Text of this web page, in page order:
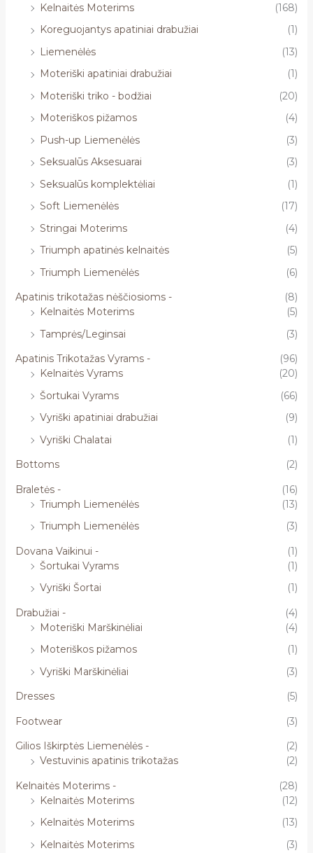
Kelnaitės Moterims
(168)
Koreguojantys apatiniai drabužiai
(1)
Liemenėlės
(13)
Moteriški apatiniai drabužiai
(1)
Moteriški triko - bodžiai
(20)
Moteriškos pižamos
(4)
Push-up Liemenėlės
(3)
Seksualūs Aksesuarai
(3)
Seksualūs komplektėliai
(1)
Soft Liemenėlės
(17)
Stringai Moterims
(4)
Triumph apatinės kelnaitės
(5)
Triumph Liemenėlės
(6)
Apatinis trikotažas nėščiosioms -
(8)
Kelnaitės Moterims
(5)
Tamprės/Leginsai
(3)
Apatinis Trikotažas Vyrams -
(96)
Kelnaitės Vyrams
(20)
Šortukai Vyrams
(66)
Vyriški apatiniai drabužiai
(9)
Vyriški Chalatai
(1)
Bottoms
(2)
Braletės -
(16)
Triumph Liemenėlės
(13)
Triumph Liemenėlės
(3)
Dovana Vaikinui -
(1)
Šortukai Vyrams
(1)
Vyriški Šortai
(1)
Drabužiai -
(4)
Moteriški Marškinėliai
(4)
Moteriškos pižamos
(1)
Vyriški Marškinėliai
(3)
Dresses
(5)
Footwear
(3)
Gilios Iškirptės Liemenėlės -
(2)
Vestuvinis apatinis trikotažas
(2)
Kelnaitės Moterims -
(28)
Kelnaitės Moterims
(12)
Kelnaitės Moterims
(13)
Kelnaitės Moterims
(3)